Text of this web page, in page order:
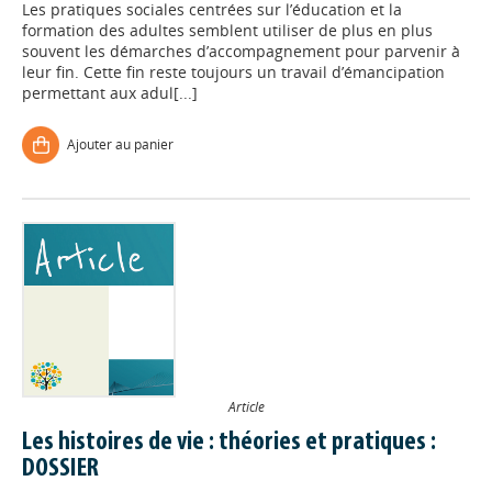
Les pratiques sociales centrées sur l’éducation et la
formation des adultes semblent utiliser de plus en plus
souvent les démarches d’accompagnement pour parvenir à
leur fin. Cette fin reste toujours un travail d’émancipation
permettant aux adul[...]
Ajouter au panier
Article
Les histoires de vie : théories et pratiques :
DOSSIER